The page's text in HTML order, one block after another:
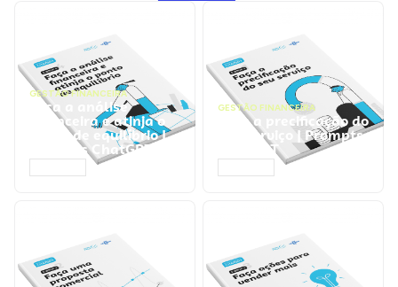
GESTÃO FINANCEIRA
Faça a análise
financeira e atinja o
ponto de equilíbrio |
Prompts ChatGPT
GESTÃO FINANCEIRA
Faça a precificação do
seu serviço | Prompts
ChatGPT